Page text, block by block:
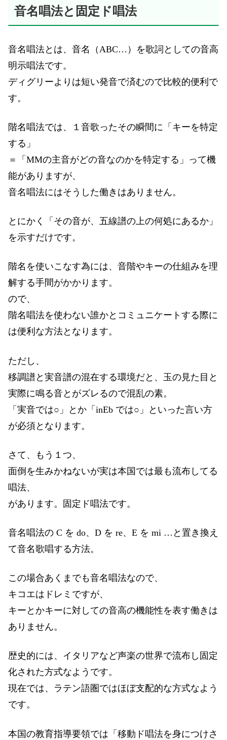
音名唱法と固定ド唱法
音名唱法とは、音名（ABC…）を歌詞としての音高
明示唱法です。
ディグリーよりは短い発音で済むので比較的便利で
す。
階名唱法では、１音歌ったその瞬間に「キーを特定
する」
＝「MMの主音がどの音なのかを特定する」って機
能がありますが、
音名唱法にはそうした働きはありません。
とにかく「その音が、五線譜の上の何処にあるか」
を示すだけです。
階名を使いこなす為には、音階やキーの仕組みを理
解する手間がかかります。
ので、
階名唱法を使わない誰かとコミュニケートする際に
は便利な方法となります。
ただし、
移調譜と実音譜の混在する環境だと、玉の見た目と
実際に鳴る音とがズレるので混乱の素。
「実音では○」とか「inEb では○」といった言い方
が必須となります。
さて、もう１つ、
面倒を生みかねないが実は本国では最も流布してる
唱法、
があります。固定ド唱法です。
音名唱法の C を do、D を re、E を mi …と置き換え
て音名歌唱する方法。
この場合あくまでも音名唱法なので、
キコエはドレミですが、
キーとかキーに対しての音高の機能性を表す働きは
ありません。
歴史的には、イタリアなど声楽の世界で流布し固定
化された方式なようです。
現在では、ラテン語圏ではほぼ支配的な方式なよう
です。
本国の教育指導要領では「移動ド唱法を身につけさ